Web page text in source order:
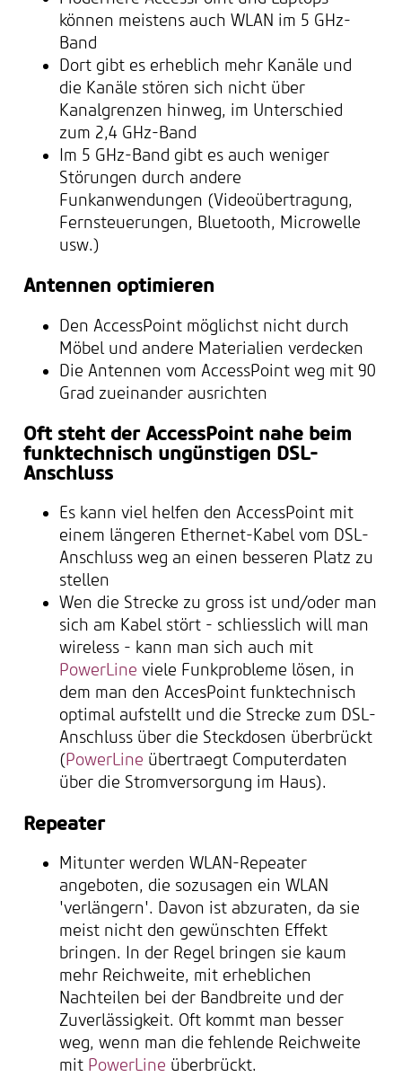
können meistens auch WLAN im 5 GHz-
Band
Dort gibt es erheblich mehr Kanäle und
die Kanäle stören sich nicht über
Kanalgrenzen hinweg, im Unterschied
zum 2,4 GHz-Band
Im 5 GHz-Band gibt es auch weniger
Störungen durch andere
Funkanwendungen (Videoübertragung,
Fernsteuerungen, Bluetooth, Microwelle
usw.)
Antennen optimieren
Den AccessPoint möglichst nicht durch
Möbel und andere Materialien verdecken
Die Antennen vom AccessPoint weg mit 90
Grad zueinander ausrichten
Oft steht der AccessPoint nahe beim
funktechnisch ungünstigen DSL-
Anschluss
Es kann viel helfen den AccessPoint mit
einem längeren Ethernet-Kabel vom DSL-
Anschluss weg an einen besseren Platz zu
stellen
Wen die Strecke zu gross ist und/oder man
sich am Kabel stört - schliesslich will man
wireless - kann man sich auch mit
PowerLine viele Funkprobleme lösen, in
dem man den AccesPoint funktechnisch
optimal aufstellt und die Strecke zum DSL-
Anschluss über die Steckdosen überbrückt
(PowerLine übertraegt Computerdaten
über die Stromversorgung im Haus).
Repeater
Mitunter werden WLAN-Repeater
angeboten, die sozusagen ein WLAN
'verlängern'. Davon ist abzuraten, da sie
meist nicht den gewünschten Effekt
bringen. In der Regel bringen sie kaum
mehr Reichweite, mit erheblichen
Nachteilen bei der Bandbreite und der
Zuverlässigkeit. Oft kommt man besser
weg, wenn man die fehlende Reichweite
mit PowerLine überbrückt.